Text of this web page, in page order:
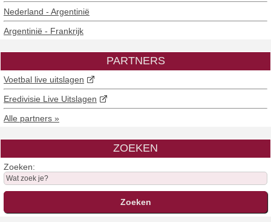
Nederland - Argentinië
Argentinië - Frankrijk
PARTNERS
Voetbal live uitslagen
Eredivisie Live Uitslagen
Alle partners »
ZOEKEN
Zoeken: